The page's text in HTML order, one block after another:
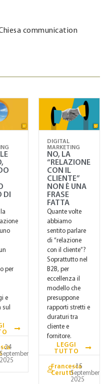
communication
DI
per
e
sul
24
2025
DIGITAL
MARKETING
NO, LA
“RELAZIONE
CON IL
CLIENTE”
NON È UNA
FRASE
FATTA
Quante volte
abbiamo
sentito parlare
di “relazione
con il cliente”?
Soprattutto nel
B2B, per
eccellenza il
modello che
presuppone
rapporti stretti e
duraturi tra
cliente e
fornitore.
LEGGI
TUTTO
Francesca
Cerutti
- 15
September
2025